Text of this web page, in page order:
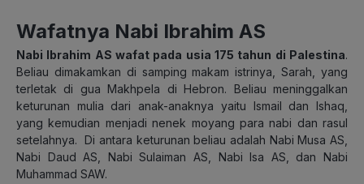
Wafatnya Nabi Ibrahim AS
Nabi Ibrahim AS wafat pada usia 175 tahun di Palestina.
Beliau dimakamkan di samping makam istrinya, Sarah, yang
terletak di gua Makhpela di Hebron. Beliau meninggalkan
keturunan mulia dari anak-anaknya yaitu Ismail dan Ishaq,
yang kemudian menjadi nenek moyang para nabi dan rasul
setelahnya. Di antara keturunan beliau adalah Nabi Musa AS,
Nabi Daud AS, Nabi Sulaiman AS, Nabi Isa AS, dan Nabi
Muhammad SAW.